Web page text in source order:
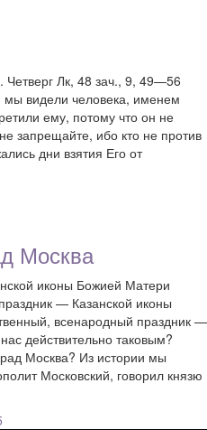
Лк, 48 зач., 9, 49—56
мы видели человека, именем
ему, потому что он не
запрещайте, ибо кто не против
дни взятия Его от
Москва
иконы Божией Матери
— Казанской иконы
всенародный праздник —
действительно таковым?
Москва? Из истории мы
Московский, говорил князю